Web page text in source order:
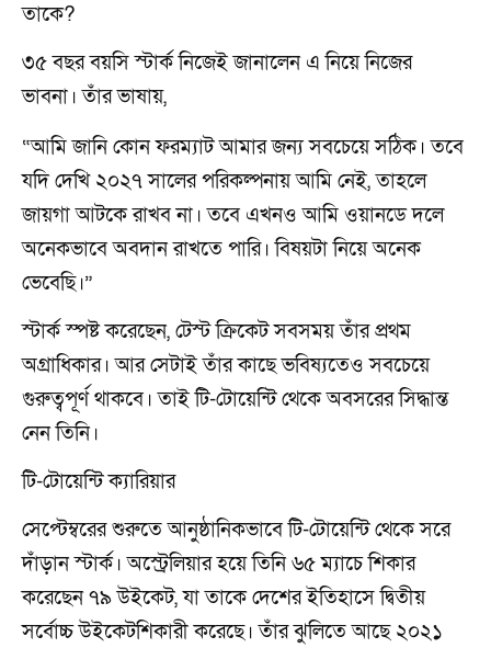
তাকে?
৩৫ বছর বয়সি স্টার্ক নিজেই জানালেন এ নিয়ে নিজের
ভাবনা। তাঁর ভাষায়,
“আমি জানি কোন ফরম্যাট আমার জন্য সবচেয়ে সঠিক। তবে
যদি দেখি ২০২৭ সালের পরিকল্পনায় আমি নেই, তাহলে
জায়গা আটকে রাখব না। তবে এখনও আমি ওয়ানডে দলে
অনেকভাবে অবদান রাখতে পারি। বিষয়টা নিয়ে অনেক
ভেবেছি।”
স্টার্ক স্পষ্ট করেছেন, টেস্ট ক্রিকেট সবসময় তাঁর প্রথম
অগ্রাধিকার। আর সেটাই তাঁর কাছে ভবিষ্যতেও সবচেয়ে
গুরুত্বপূর্ণ থাকবে। তাই টি-টোয়েন্টি থেকে অবসরের সিদ্ধান্ত
নেন তিনি।
টি-টোয়েন্টি ক্যারিয়ার
সেপ্টেম্বরের শুরুতে আনুষ্ঠানিকভাবে টি-টোয়েন্টি থেকে সরে
দাঁড়ান স্টার্ক। অস্ট্রেলিয়ার হয়ে তিনি ৬৫ ম্যাচে শিকার
করেছেন ৭৯ উইকেট, যা তাকে দেশের ইতিহাসে দ্বিতীয়
সর্বোচ্চ উইকেটশিকারী করেছে। তাঁর ঝুলিতে আছে ২০২১